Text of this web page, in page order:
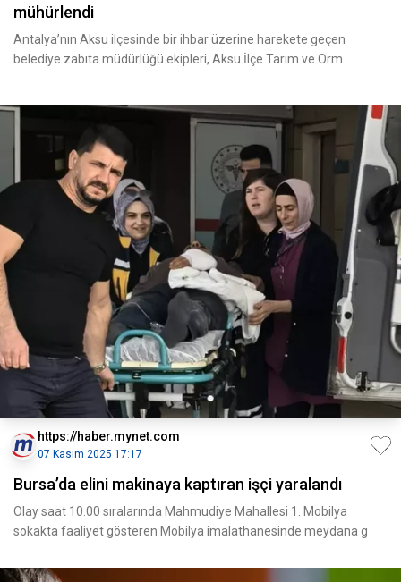
mühürlendi
Antalya’nın Aksu ilçesinde bir ihbar üzerine harekete geçen
belediye zabıta müdürlüğü ekipleri, Aksu İlçe Tarım ve Orm
https://haber.mynet.com
07 Kasım 2025 17:17
Bursa’da elini makinaya kaptıran işçi yaralandı
Olay saat 10.00 sıralarında Mahmudiye Mahallesi 1. Mobilya
sokakta faaliyet gösteren Mobilya imalathanesinde meydana g